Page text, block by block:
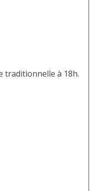
traditionnelle à 18h.